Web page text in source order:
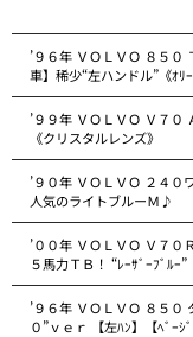
’９６年 ＶＯＬＶＯ ８５０
車】稀少“左ハンドル”《ｵﾘｰ
’９９年 ＶＯＬＶＯ Ｖ７０
《クリスタルレンズ》
’９０年 ＶＯＬＶＯ ２４０
人気のライトブルーＭ♪
’００年 ＶＯＬＶＯ Ｖ７０
５馬力ＴＢ！ “ﾚｰｻﾞｰﾌﾞﾙｰ
’９６年 ＶＯＬＶＯ ８５０
０”ｖｅｒ 【左ﾊﾝ】【ﾍﾞｰｼﾞ